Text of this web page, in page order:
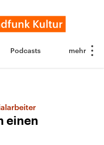
Podcasts
einen